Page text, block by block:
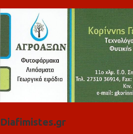
Diafimistes.gr